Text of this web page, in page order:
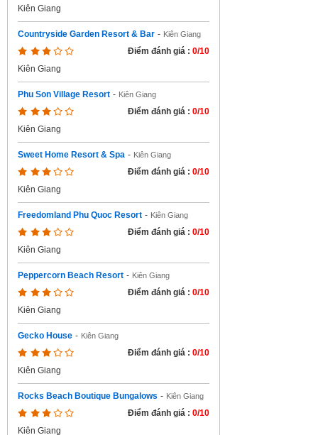
Kiên Giang
Countryside Garden Resort & Bar - Kiên Giang
Điểm đánh giá : 0/10
Kiên Giang
Phu Son Village Resort - Kiên Giang
Điểm đánh giá : 0/10
Kiên Giang
Sweet Home Resort & Spa - Kiên Giang
Điểm đánh giá : 0/10
Kiên Giang
Freedomland Phu Quoc Resort - Kiên Giang
Điểm đánh giá : 0/10
Kiên Giang
Peppercorn Beach Resort - Kiên Giang
Điểm đánh giá : 0/10
Kiên Giang
Gecko House - Kiên Giang
Điểm đánh giá : 0/10
Kiên Giang
Rocks Beach Boutique Bungalows - Kiên Giang
Điểm đánh giá : 0/10
Kiên Giang